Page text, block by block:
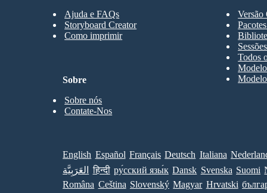
Ajuda e FAQs
Storyboard Creator
Como imprimir
Versão
Todos
Sobre
Sobre nós
Contate-Nos
English Español Français Deutsch Italiana
العَرَبِيَّة
हिन्दी ру́сский язы́к Dansk Svenska Suomi
Româna Ceština Slovenský Magyar Hrvatski